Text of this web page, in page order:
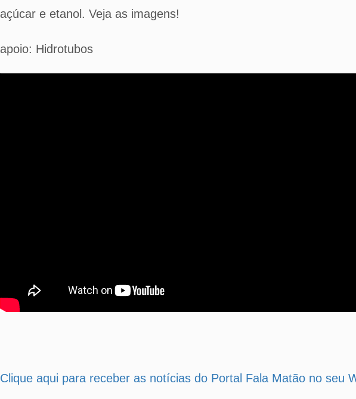
açúcar e etanol. Veja as imagens!
apoio: Hidrotubos
Clique aqui para receber as notícias do Portal Fala Matão no seu